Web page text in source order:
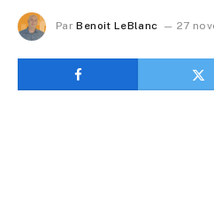
Par Benoit LeBlanc 27